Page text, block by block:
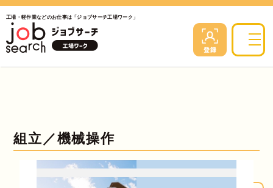
工場・軽作業などのお仕事は「ジョブサーチ工場ワーク」
組立／機械操作